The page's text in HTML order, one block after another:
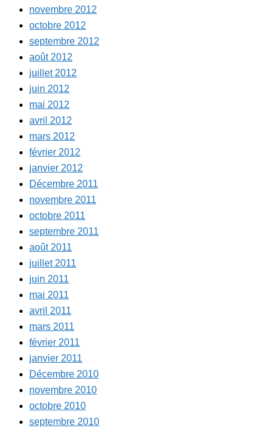
novembre 2012
octobre 2012
septembre 2012
août 2012
juillet 2012
juin 2012
mai 2012
avril 2012
mars 2012
février 2012
janvier 2012
Décembre 2011
novembre 2011
octobre 2011
septembre 2011
août 2011
juillet 2011
juin 2011
mai 2011
avril 2011
mars 2011
février 2011
janvier 2011
Décembre 2010
novembre 2010
octobre 2010
septembre 2010